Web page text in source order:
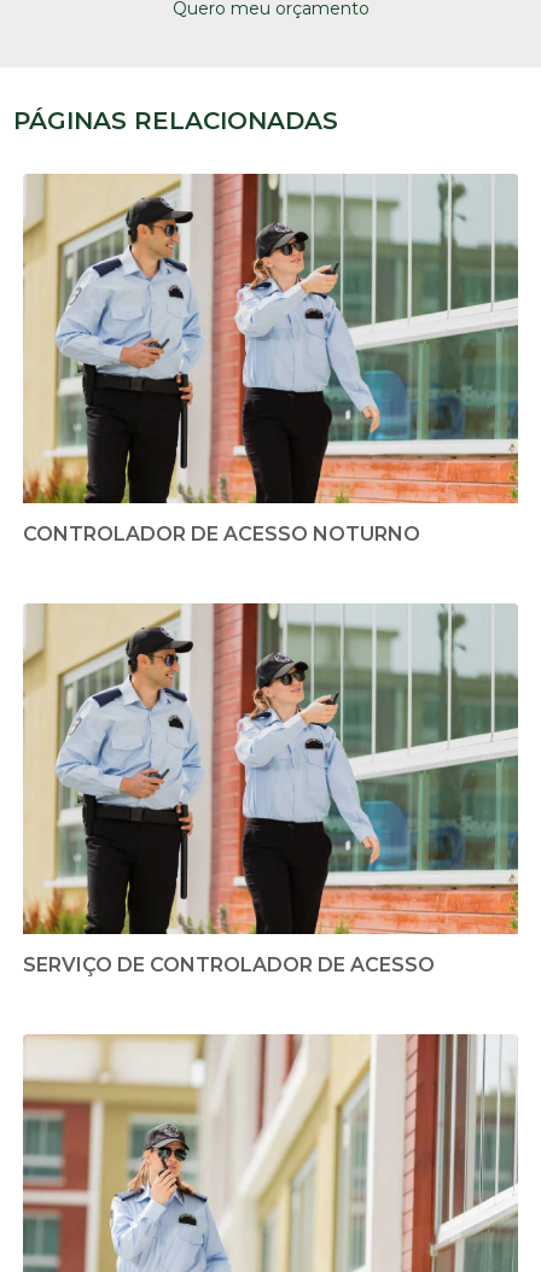
Quero meu orçamento
PÁGINAS RELACIONADAS
CONTROLADOR DE ACESSO NOTURNO
SERVIÇO DE CONTROLADOR DE ACESSO